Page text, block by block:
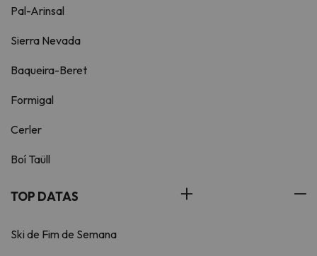
Pal-Arinsal
Sierra Nevada
Baqueira-Beret
Formigal
Cerler
Boí Taüll
TOP DATAS
Ski de Fim de Semana